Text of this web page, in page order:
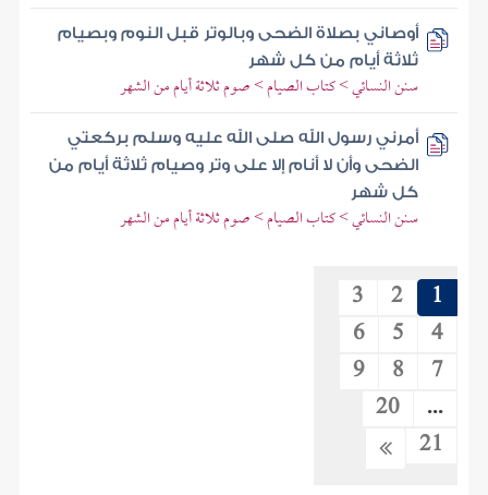
أوصاني بصلاة الضحى وبالوتر قبل النوم وبصيام
ثلاثة أيام من كل شهر
سنن النسائي > كتاب الصيام > صوم ثلاثة أيام من الشهر
أمرني رسول الله صلى الله عليه وسلم بركعتي
الضحى وأن لا أنام إلا على وتر وصيام ثلاثة أيام من
كل شهر
سنن النسائي > كتاب الصيام > صوم ثلاثة أيام من الشهر
1
2
3
4
5
6
7
8
9
...
20
21